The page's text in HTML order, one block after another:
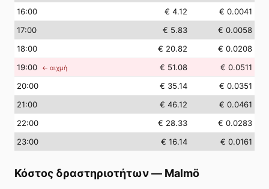
16:00 € 4.12
€ 0.0041
17:00 € 5.83
€ 0.0058
18:00 € 20.82
€ 0.0208
19:00 ← αιχμή € 51.08
€ 0.0511
20:00 € 35.14
€ 0.0351
21:00 € 46.12
€ 0.0461
22:00 € 28.33
€ 0.0283
23:00 € 16.14 € 0.0161
Κόστος δραστηριοτήτων— Malmö